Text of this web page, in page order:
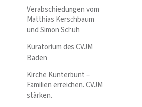
Verabschiedungen vom
Matthias Kerschbaum
und Simon Schuh
Kuratorium des CVJM
Baden
Kirche Kunterbunt –
Familien erreichen. CVJM
stärken.